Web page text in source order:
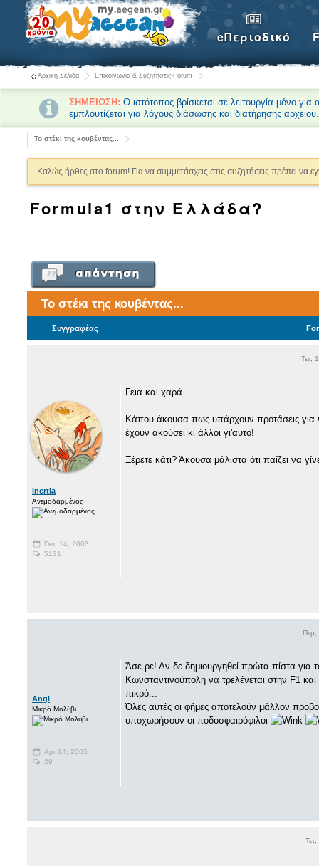
eΠεριοδικό
Αρχική Σελίδα Επικοινωνία & Συζητήσεις-Forum
ΣΗΜΕΙΩΣΗ: Ο ιστότοπος βρίσκεται σε λειτουργία μόνο
εμπλουτίζεται για λόγους διάσωσης και διατήρησης αρχείου.
Το στέκι της κουβέντας...
Καλώς ήρθες στο forum! Για να συμμετάσχεις στις συζητήσεις πρέπει να
Formula1 στην Ελλάδα?
Το στέκι της κουβέντας...
Συγγραφέας
Τετ,
inertia
Ανεμοδαρμένος
Dec 14, 2003
5131
Γεια και χαρά.
Κάπου άκουσα πως υπάρχουν προτάσεις για
έχουν ακούσει κι άλλοι γι'αυτό!
Ξέρετε κάτι? Άκουσα μάλιστα ότι παίζει να
Angl
Μικρό Μολύβι
Apr 14, 2005
29
Άσε ρε! Αν δε δημιουργηθεί πρώτα πίστα
Κωνσταντινούπολη να τρελένεται στην F1
πικρό...
Όλες αυτές οι φήμες αποτελούν μάλλον
υποχωρήσουν οι ποδοσφαιρόφιλοι